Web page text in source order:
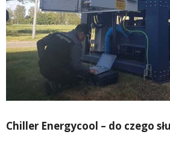
Chiller Energycool – do czego słu